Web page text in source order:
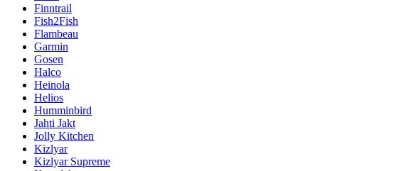
Finntrail
Fish2Fish
Flambeau
Garmin
Gosen
Halco
Heinola
Helios
Humminbird
Jahti Jakt
Jolly Kitchen
Kizlyar
Kizlyar Supreme